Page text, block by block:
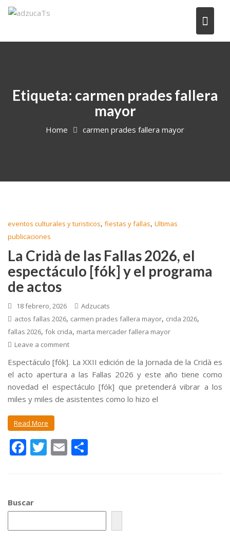
Etiqueta: carmen prades fallera
mayor
Home carmen prades fallera mayor
eventos culturales y turisticos, fiestas y fallas, Ultimas
publicaciones
La Cridà de las Fallas 2026, el
espectáculo [fók] y el programa
de actos
18 febrero, 2026
Adzucats
actos fallas 2026, carmen prades fallera mayor, crida 2026,
fallas 2026, fok crida, marta mercader fallera mayor
Leave a comment
Espectáculo [fók]. La XXII edición de la Jornada de la Cridà es
el acto apertura a las Fallas 2026 y este año tiene como
novedad el espectáculo [fók] que pretenderá vibrar a los
miles y miles de asistentes como lo hizo el
Read More
F
b
o
o
T E
ar
ti
Buscar